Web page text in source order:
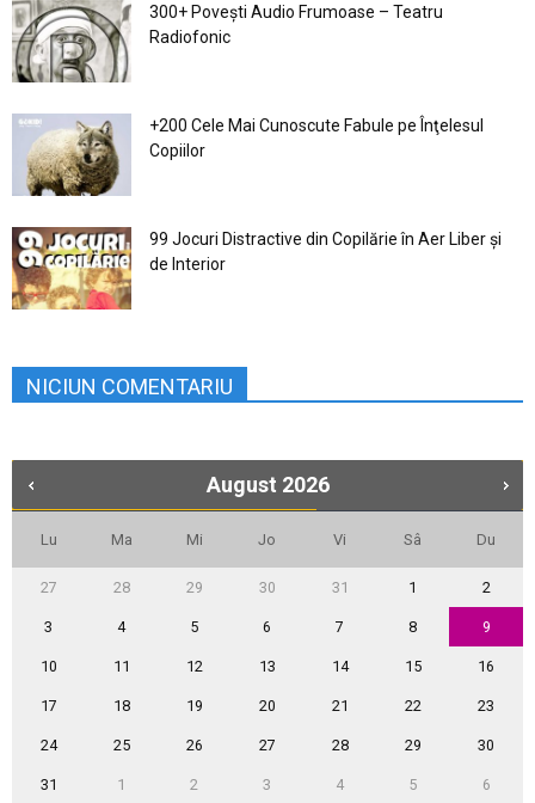
300+ Povești Audio Frumoase – Teatru
Radiofonic
+200 Cele Mai Cunoscute Fabule pe Înţelesul
Copiilor
99 Jocuri Distractive din Copilărie în Aer Liber şi
de Interior
NICIUN COMENTARIU
August 2026
Lu Ma Mi Jo Vi Sâ Du
27 28 29 30 31 1 2
3 4 5 6 7 8 9
10 11 12 13 14 15 16
17 18 19 20 21 22 23
24 25 26 27 28 29 30
31 1 2 3 4 5 6